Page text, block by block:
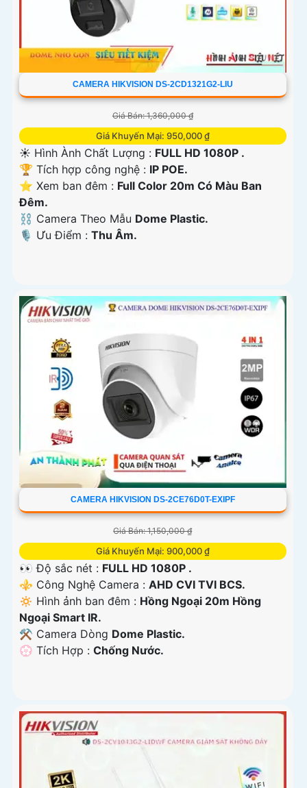
CAMERA HIKVISION DS-2CD1321G2-LIU
Giá Bán: 1,360,000 ₫
Giá Khuyến Mại: 950,000 ₫
☀️ Hình Ành Chất Lượng : FULL HD 1080P .
🏆 Tích hợp công nghệ : IP POE.
⭐ Xem ban đêm : Full Color 20m Có Màu Ban
Ðêm.
⛓ Camera Theo Mẫu Dome Plastic.
️🎙 Ưu Điểm : Thu Âm.
CAMERA HIKVISION DS-2CE76D0T-EXIPF
Giá Bán: 1,150,000 ₫
Giá Khuyến Mại: 900,000 ₫
👀 Độ sắc nét : FULL HD 1080P .
⚜️ Công Nghệ Camera : AHD CVI TVI BCS.
🔅 Hình ảnh ban đêm : Hồng Ngoại 20m Hồng
Ngoại Smart IR.
⚒ Camera Dòng Dome Plastic.
️💮 Tích Hợp : Chống Nước.